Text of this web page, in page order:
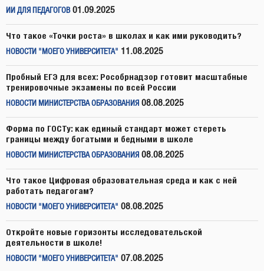
ИИ ДЛЯ ПЕДАГОГОВ 01.09.2025
Что такое «Точки роста» в школах и как ими руководить?
НОВОСТИ "МОЕГО УНИВЕРСИТЕТА" 11.08.2025
Пробный ЕГЭ для всех: Рособрнадзор готовит масштабные
тренировочные экзамены по всей России
НОВОСТИ МИНИСТЕРСТВА ОБРАЗОВАНИЯ 08.08.2025
Форма по ГОСТу: как единый стандарт может стереть
границы между богатыми и бедными в школе
НОВОСТИ МИНИСТЕРСТВА ОБРАЗОВАНИЯ 08.08.2025
Что такое Цифровая образовательная среда и как с ней
работать педагогам?
НОВОСТИ "МОЕГО УНИВЕРСИТЕТА" 08.08.2025
Откройте новые горизонты исследовательской
деятельности в школе!
НОВОСТИ "МОЕГО УНИВЕРСИТЕТА" 07.08.2025